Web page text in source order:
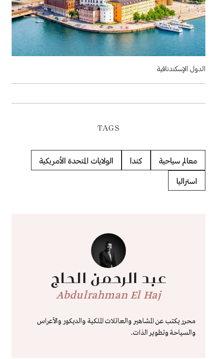
الدول الإسكندنافية
TAGS
معالم سياحية كندا الولايات المتحدة الأمريكية
استراليا
عبد الرحمن الحاج
Abdulrahman El Haj
محرر يكتب عن المشاهير والعائلات الملكية والديكور والأعراس
والسياحة وتطوير الذات.